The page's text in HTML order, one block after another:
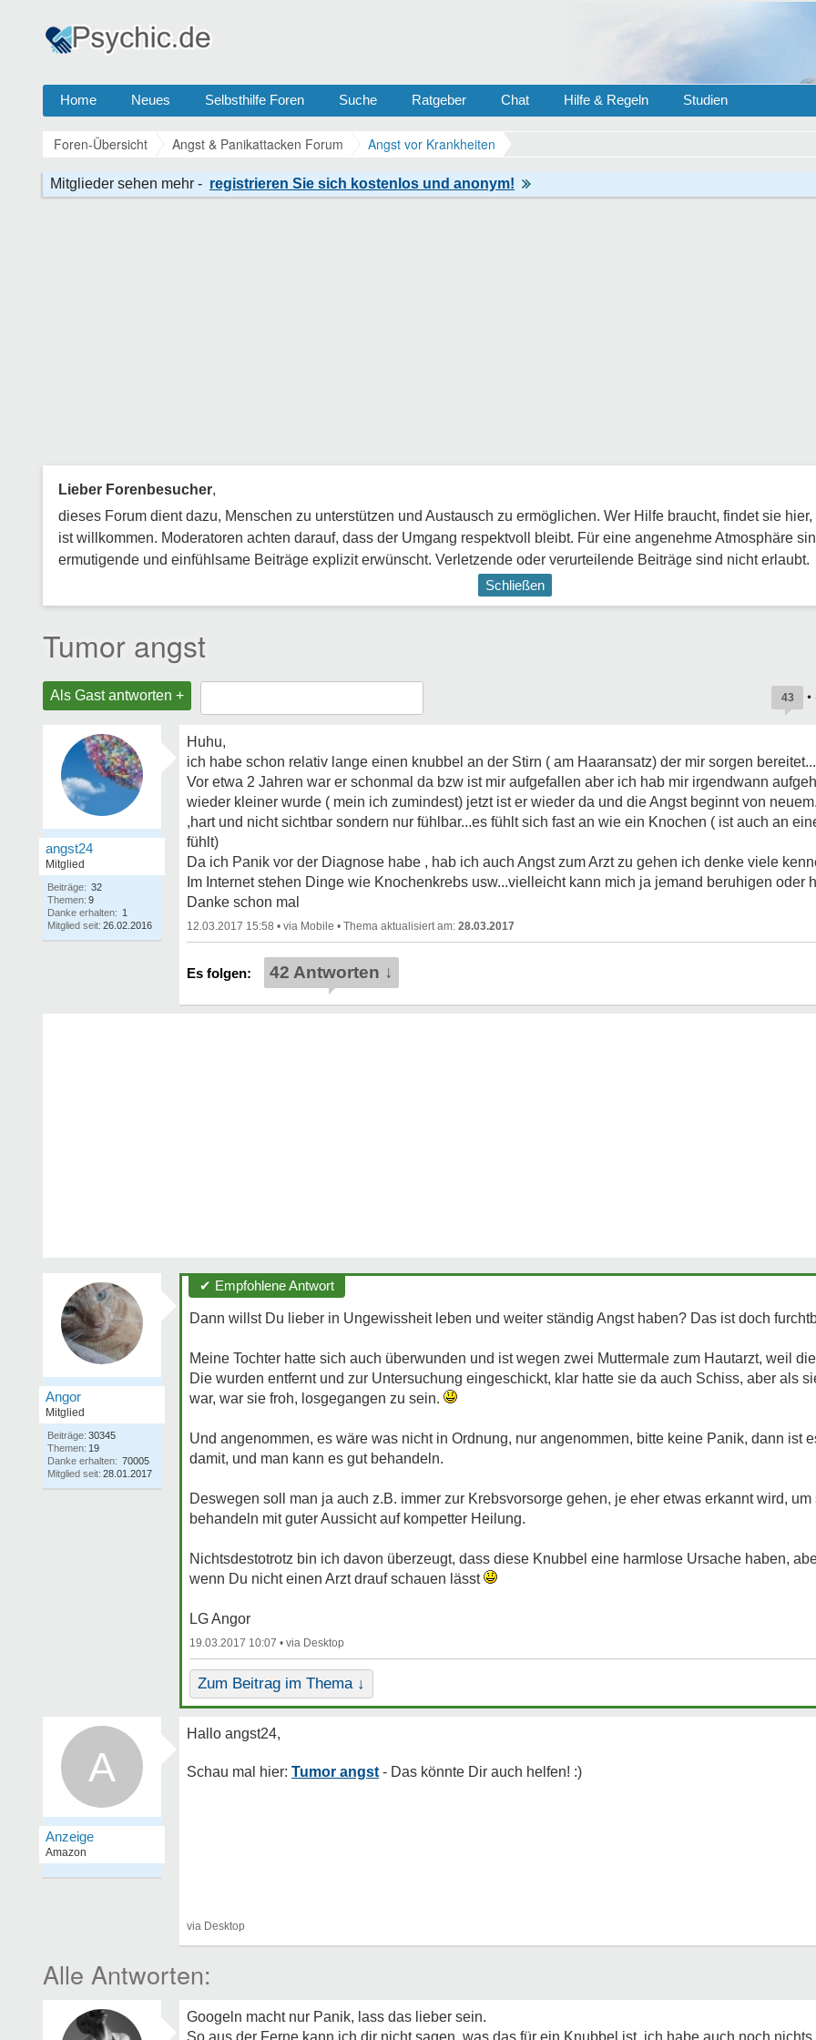
Home Neues Selbsthilfe Foren Suche Ratgeber Chat Hilfe & Regeln Studien
Foren-Übersicht Angst & Panikattacken Forum Angst vor Krankheiten
Lieber Forenbesucher,
dieses Forum dient dazu, Menschen zu unterstützen und Austausch zu ermöglichen. Wer Hilfe braucht, findet sie
ist willkommen. Moderatoren achten darauf, dass der Umgang respektvoll bleibt. Für eine angenehme Atmosphäre
ermutigende und einfühlsame Beiträge explizit erwünscht. Verletzende oder verurteilende Beiträge sind nicht erlaubt.
Schließen
Tumor angst
Als Gast antworten + 43
angst24
Mitglied
Beiträge: 32
Themen: 9
Danke erhalten: 1
Mitglied seit: 26.02.2016
Huhu,
ich habe schon relativ lange einen knubbel an der Stirn ( am Haaransatz) der mir sorgen bereitet...
Vor etwa 2 Jahren war er schonmal da bzw ist mir aufgefallen aber ich hab mir irgendwann
wieder kleiner wurde ( mein ich zumindest) jetzt ist er wieder da und die Angst beginnt von
,hart und nicht sichtbar sondern nur fühlbar...es fühlt sich fast an wie ein Knochen ( ist auch an
fühlt)
Da ich Panik vor der Diagnose habe , hab ich auch Angst zum Arzt zu gehen ich denke viele
Im Internet stehen Dinge wie Knochenkrebs usw...vielleicht kann mich ja jemand beruhigen oder
Danke schon mal
12.03.2017 15:58 • • 28.03.2017
42 Antworten ↓
Angor
Mitglied
Beiträge: 30345
Themen: 19
Danke erhalten: 70005
Mitglied seit: 28.01.2017
✔ Empfohlene Antwort
Dann willst Du lieber in Ungewissheit leben und weiter ständig Angst haben? Das ist doch
Meine Tochter hatte sich auch überwunden und ist wegen zwei Muttermale zum Hautarzt, weil
Die wurden entfernt und zur Untersuchung eingeschickt, klar hatte sie da auch Schiss, aber als
war, war sie froh, losgegangen zu sein.
Und angenommen, es wäre was nicht in Ordnung, nur angenommen, bitte keine Panik, dann ist
damit, und man kann es gut behandeln.
Deswegen soll man ja auch z.B. immer zur Krebsvorsorge gehen, je eher etwas erkannt wird,
behandeln mit guter Aussicht auf kompetter Heilung.
Nichtsdestotrotz bin ich davon überzeugt, dass diese Knubbel eine harmlose Ursache haben,
wenn Du nicht einen Arzt drauf schauen lässt
LG Angor
19.03.2017 10:07 •
Zum Beitrag im Thema ↓
A Tumor angst
Googeln macht nur Panik, lass das lieber sein.
So aus der Ferne kann ich dir nicht sagen, was das für ein Knubbel ist, ich habe auch noch